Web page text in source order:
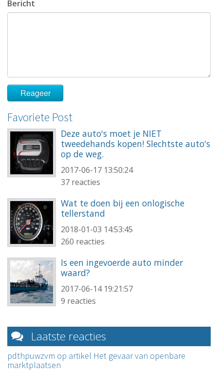
Bericht
Favoriete Post
Deze auto's moet je NIET
tweedehands kopen! Slechtste auto's
op de weg.
2017-06-17 13:50:24
37 reacties
Wat te doen bij een onlogische
tellerstand
2018-01-03 14:53:45
260 reacties
Is een ingevoerde auto minder
waard?
2017-06-14 19:21:57
9 reacties
Laatste reacties
pdthpuwzvm op artikel Het gevaar van openbare
marktplaatsen